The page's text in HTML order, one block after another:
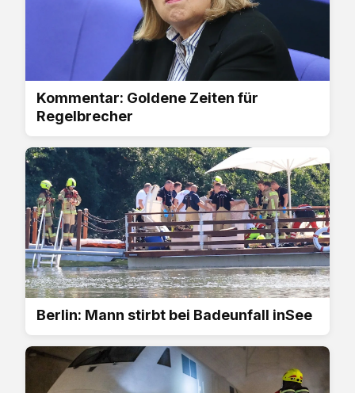
Kommentar: Goldene Zeiten für
Regelbrecher
Berlin: Mann stirbt bei Badeunfall inSee